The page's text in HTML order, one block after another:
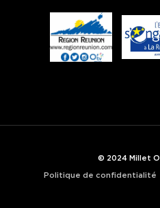
© 2024 Millet
Politique de confidentialité